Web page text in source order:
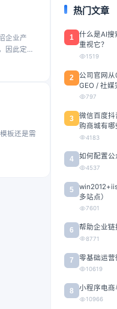
企业产
因此定制
热门文章
1
什么是AI搜
重视它？
1519
2
公司官网从
GEO / 社媒
797
3
微信百度抖
购商城有哪
4183
4 如何配置公
4537
5
多站点）
7601
6 帮助企业链
8771
7 零基础运
10619
8 小程序电
10966